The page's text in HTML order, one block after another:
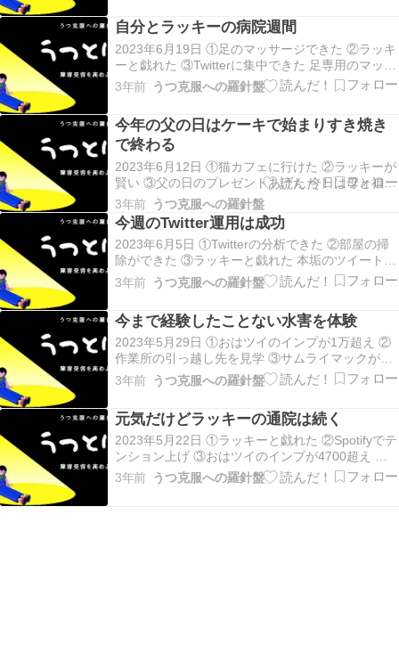
りに励み、夕食は焼肉でテン…
自分とラッキーの病院週間
2023年6月19日 ①足のマッサージできた ②ラッキ
ーと戯れた ③Twitterに集中できた 足専用のマッサ
ージ機で足をもみほぐしてスッキリ、その後、ラ
ッキーを肩に乗せて家の中を散歩したり、猫じゃ
間、いいね回りを1400とリ…
3年前 うつ克服への羅針盤
今年の父の日はケーキで始まりすき焼き
で終わる
2023年6月12日 ①猫カフェに行けた ②ラッキーが
賢い ③父の日のプレゼントあげた 今日は母と祖母
と猫カフェへ、おやつをあげると寄ってきてくれ
て癒しに。 今日のラッキーは、名前を呼んだら来
てくれたり、待てができてビックリ。 父の日のた
めに買ったケーキが美味しかった。 202…
3年前 うつ克服への羅針盤
今週のTwitter運用は成功
2023年6月5日 ①Twitterの分析できた ②部屋の掃
除ができた ③ラッキーと戯れた 本垢のツイート分
析をしたところ、伸びる傾向（文頭や内容）が分
かり、今後に生かしていく。 その後、部屋の掃除
廊下をラッキーとトコトコ散歩した。…
3年前 うつ克服への羅針盤
今まで経験したことない水害を体験
2023年5月29日 ①おはツイのインプが1万超え ②
作業所の引っ越し先を見学 ③サムライマックが美
味しかった サブ垢の援護で本垢のおはツイがまさ
かの1万インプに。 今日は作業所でパッキンの組
炙り醤油風ダブル肉厚ビーフセットにした…
3年前 うつ克服への羅針盤
元気だけどラッキーの通院は続く
2023年5月22日 ①ラッキーと戯れた ②Spotifyでテ
ンション上げ ③おはツイのインプが4700超え 今
日のラッキーは機嫌が悪くて威嚇してきたけど、
ぬいぐるみでラッキーと格闘。 その後はメタリカ
3年前 うつ克服への羅針盤